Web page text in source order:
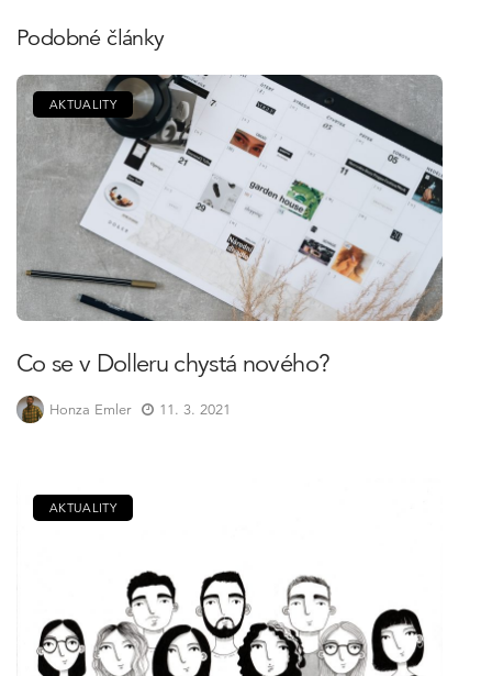
Podobné články
AKTUALITY
Co se v Dolleru chystá nového?
Honza Emler 11. 3. 2021
AKTUALITY